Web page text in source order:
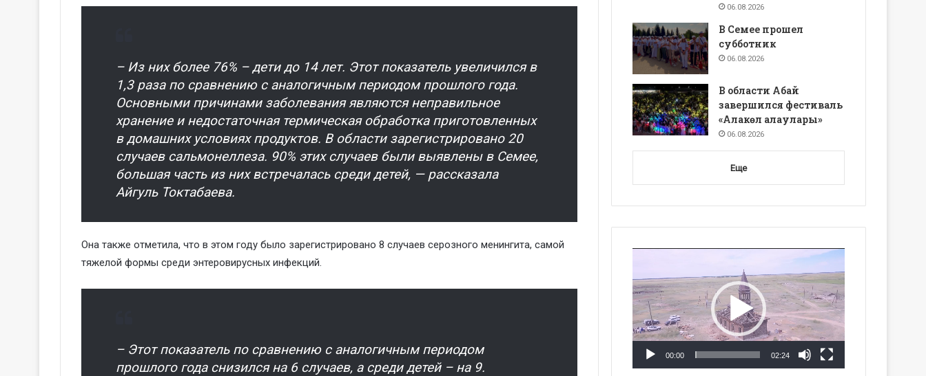
– Из них более 76% – дети до 14 лет. Этот показатель увеличился в
1,3 раза по сравнению с аналогичным периодом прошлого года.
Основными причинами заболевания являются неправильное
хранение и недостаточная термическая обработка приготовленных
в домашних условиях продуктов. В области зарегистрировано 20
случаев сальмонеллеза. 90% этих случаев были выявлены в Семее,
большая часть из них встречалась среди детей, — рассказала
Айгуль Токтабаева.
Она также отметила, что в этом году было зарегистрировано 8 случаев серозного менингита, самой
тяжелой формы среди энтеровирусных инфекций.
– Этот показатель по сравнению с аналогичным периодом
прошлого года снизился на 6 случаев, а среди детей – на 9.
06.08.2026
В Семее прошел
субботник
06.08.2026
В области Абай
завершился фестиваль
«Алакөл алаулары»
06.08.2026
Еще
00:00 02:24